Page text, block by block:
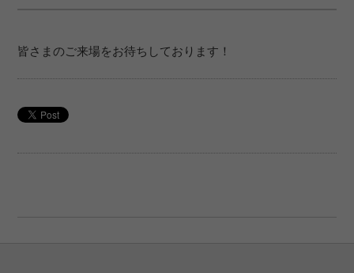
皆さまのご来場をお待ちしております！